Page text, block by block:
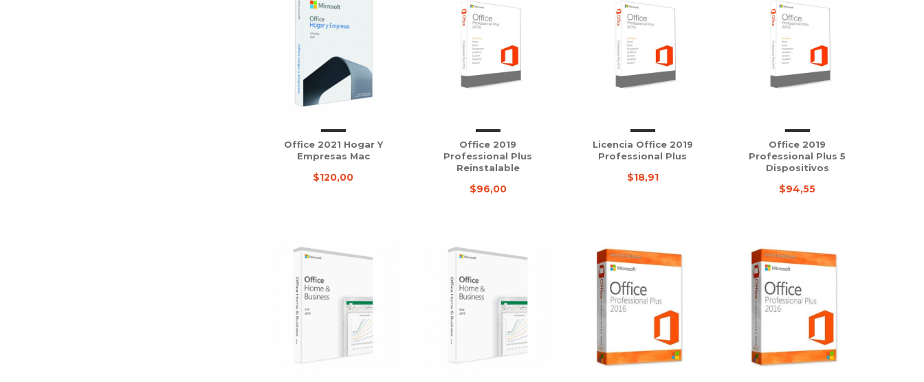
Office 2021 Hogar Y
Empresas Mac
$120,00
Office 2019
Professional Plus
Reinstalable
$96,00
Licencia Office 2019
Professional Plus
$18,91
Office 2019
Professional Plus 5
Dispositivos
$94,55